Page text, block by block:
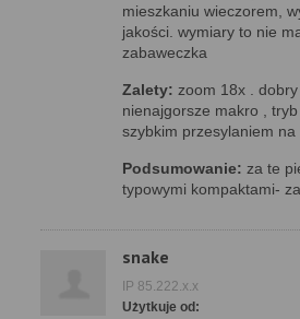
mieszkaniu wieczorem,
jakości. wymiary to nie
zabaweczka
Zalety: zoom 18x .
nienajgorsze makro ,
szybkim przesylaniem
Podsumowanie: za te
typowymi kompaktami-
snake
IP 85.222.x.x
Użytkuje od: